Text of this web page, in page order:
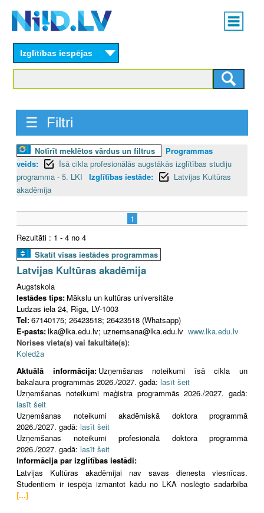
content
Main
menu
Izglītības iespējas
☰ Filtri
Notīrīt meklētos vārdus un filtrus
Programmas
veids:
Īsā cikla profesionālās augstākās izglītības studiju
programma - 5. LKI
Izglītības iestāde:
Latvijas Kultūras
akadēmija
1
Rezultāti : 1 - 4 no 4
Skatīt visas iestādes programmas
Latvijas Kultūras akadēmija
Augstskola
Iestādes tips: Mākslu un kultūras universitāte
Ludzas iela 24, Rīga, LV-1003
Tel:67140175; 26423518; 26423518 (Whatsapp)
E-pasts:lka@lka.edu.lv; uznemsana@lka.edu.lv www.lka.edu.lv
Norises vieta(s) vai fakultāte(s):
Koledža
Aktuālā informācija: Uzņemšanas noteikumi īsā cikla un
bakalaura programmās 2026./2027. gadā: lasīt šeit
Uzņemšanas noteikumi maģistra programmās 2026./2027. gadā:
lasīt šeit
Uzņemšanas noteikumi akadēmiskā doktora programmā
2026./2027. gadā: lasīt šeit
Uzņemšanas noteikumi profesionālā doktora programmā
2026./2027. gadā: lasīt šeit
Informācija par izglītības iestādi:
Latvijas Kultūras akadēmijai nav savas dienesta viesnīcas.
Studentiem ir iespēja izmantot kādu no LKA noslēgto sadarbība
[...]